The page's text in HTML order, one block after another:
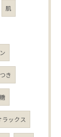
肌
き
ラックス